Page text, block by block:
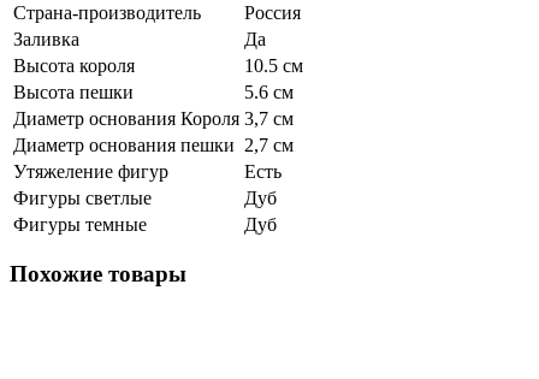
Страна-производитель
Россия
Заливка
Да
Высота короля
10.5 см
Высота пешки
5.6 см
Диаметр основания Короля 3,7 см
Диаметр основания пешки 2,7 см
Утяжеление фигур
Есть
Фигуры светлые
Дуб
Фигуры темные
Дуб
Похожие товары